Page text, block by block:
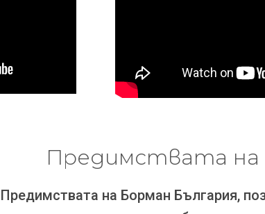
Предимствата на
Предимствата на Борман България,